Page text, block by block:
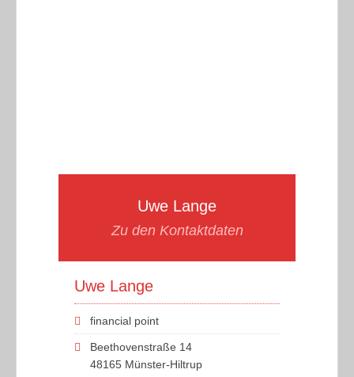
Uwe Lange
Zu den Kontaktdaten
Uwe Lange
financial point
Beethovenstraße 14
48165 Münster-Hiltrup